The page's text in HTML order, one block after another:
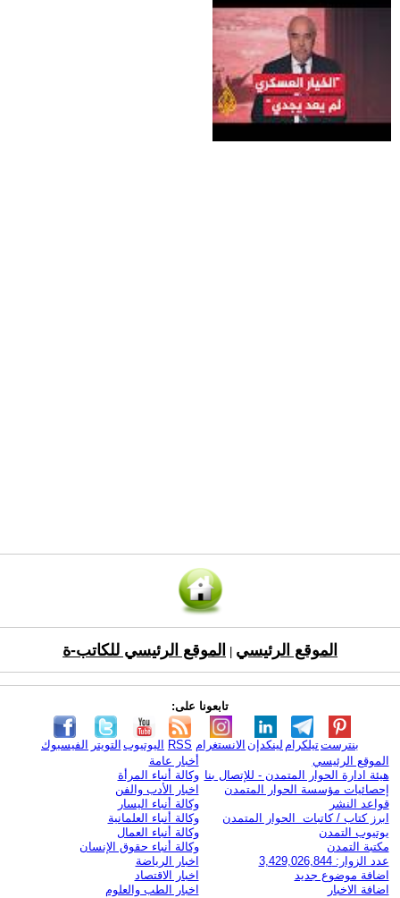
الموقع الرئيسي الموقع الرئيسي للكاتب-ة
تابعونا على:
الفيسبوك التويتر اليوتيوب RSS الانستغرام لينكدإن تيلكرامبنترست
الموقع الرئيسي
هيئة ادارة الحوار المتمدن - للإتصال بنا
إحصائيات مؤسسة الحوار المتمدن
قواعد النشر
ابرز كتاب / كاتبات الحوار المتمدن
يوتيوب التمدن
مكتبة التمدن
عدد الزوار: 3,429,026,844
اضافة موضوع جديد
اضافة الاخبار
أخبار عامة
وكالة أنباء المرأة
اخبار الأدب والفن
وكالة أنباء اليسار
وكالة أنباء العلمانية
وكالة أنباء العمال
وكالة أنباء حقوق الإنسان
اخبار الرياضة
اخبار الاقتصاد
اخبار الطب والعلوم